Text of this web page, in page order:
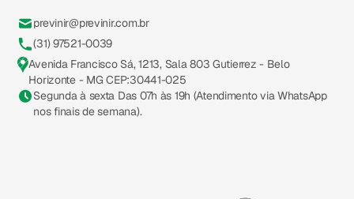
previnir@previnir.com.br
(31) 97521-0039
Avenida Francisco Sá, 1213, Sala 803 Gutierrez - Belo
Horizonte - MG CEP:30441-025
Segunda à sexta Das 07h às 19h (Atendimento via WhatsApp
nos finais de semana).